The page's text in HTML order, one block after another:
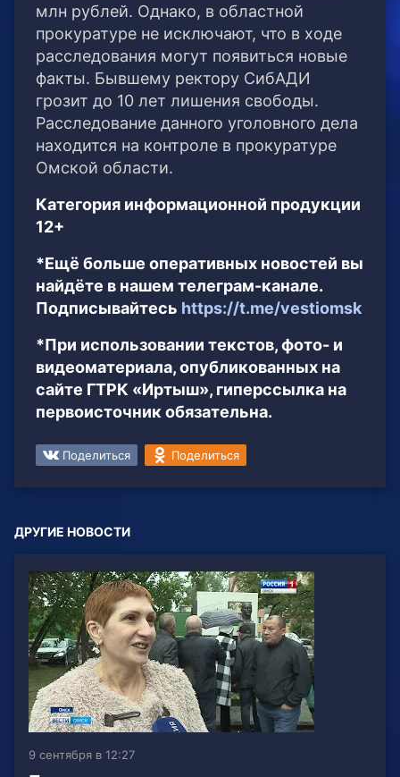
млн рублей. Однако, в областной
прокуратуре не исключают, что в ходе
расследования могут появиться новые
факты. Бывшему ректору СибАДИ
грозит до 10 лет лишения свободы.
Расследование данного уголовного дела
находится на контроле в прокуратуре
Омской области.
Категория информационной продукции
12+
*Ещё больше оперативных новостей вы
найдёте в нашем телеграм-канале.
Подписывайтесь https://t.me/vestiomsk
*При использовании текстов, фото- и
видеоматериала, опубликованных на
сайте ГТРК «Иртыш», гиперссылка на
первоисточник обязательна.
Поделиться Поделиться
ДРУГИЕ НОВОСТИ
9 сентября в 12:27